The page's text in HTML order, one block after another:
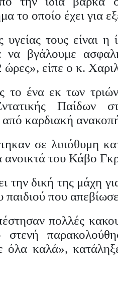
το οποίο έχει για
τους είναι η
να βγάλουμε
είπε ο κ.
το ένα εκ των
Παίδων
από καρδιακή
σε λιπόθυμη
ανοικτά του Κάβο
την δική της μάχη
παιδιού που
πολλές
όλα καλά»,